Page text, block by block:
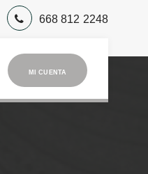
668 812 2248
MI CUENTA